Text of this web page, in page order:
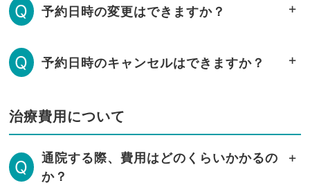
Q 予約日時の変更はできますか？
Q 予約日時のキャンセルはできますか？
治療費用について
Q
通院する際、費用はどのくらいかかるの
か？